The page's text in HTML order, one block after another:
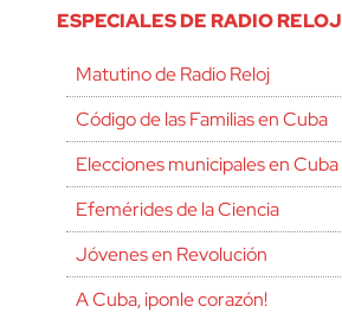
ESPECIALES DE RADIO RELOJ
Matutino de Radio Reloj
Código de las Familias en Cuba
Elecciones municipales en Cuba
Efemérides de la Ciencia
Jóvenes en Revolución
A Cuba, ¡ponle corazón!